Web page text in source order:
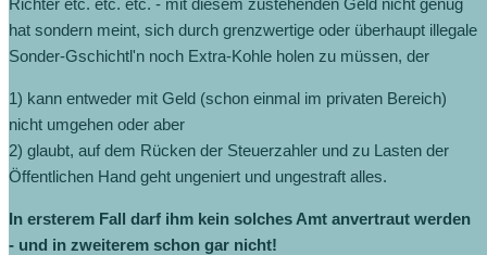
hat sondern meint, sich durch grenzwertige oder überhaupt illegale
Sonder-Gschichtl'n noch Extra-Kohle holen zu müssen, der
1) kann entweder mit Geld (schon einmal im privaten Bereich)
nicht umgehen oder aber
2) glaubt, auf dem Rücken der Steuerzahler und zu Lasten der
Öffentlichen Hand geht ungeniert und ungestraft alles.
In ersterem Fall darf ihm kein solches Amt anvertraut werden
- und in zweiterem schon gar nicht!